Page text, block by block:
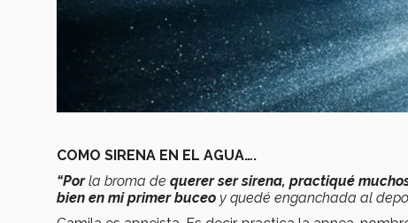
COMO SIRENA EN EL AGUA….
“Porla broma de querer ser sirena, practiqué
bien en mi primer buceo y quedé enganchada al